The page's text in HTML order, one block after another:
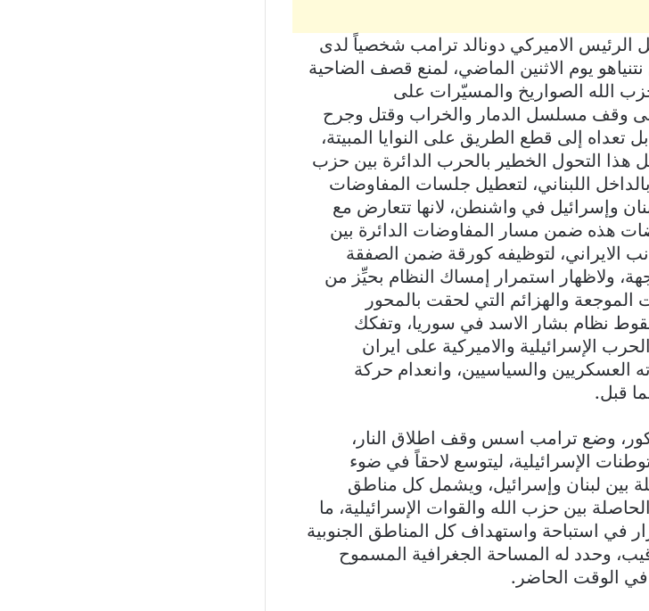
الرئيس الاميركي دونالد ترامب شخصياً لدى
يوم الاثنين الماضي، لمنع قصف الضاحية
الله الصواريخ والمسيّرات على
إلى وقف مسلسل الدمار والخراب وقتل وجرح
تعداه إلى قطع الطريق على النوايا المبيتة،
هذا التحول الخطير بالحرب الدائرة بين حزب
بالداخل اللبناني، لتعطيل جلسات المفاوضات
وإسرائيل في واشنطن، لانها تتعارض مع
هذه ضمن مسار المفاوضات الدائرة بين
الايراني، لتوظيفه كورقة ضمن الصفقة
جهة، ولاظهار استمرار إمساك النظام بحيِّز من
الموجعة والهزائم التي لحقت بالمحور
نظام بشار الاسد في سوريا، وتفكك
الإسرائيلية والاميركية على ايران
العسكريين والسياسيين، وانعدام حركة
قبل.
وضع ترامب اسس وقف اطلاق النار،
الإسرائيلية، ليتوسع لاحقاً في ضوء
بين لبنان وإسرائيل، ويشمل كل مناطق
بين حزب الله والقوات الإسرائيلية، ما
في استباحة واستهداف كل المناطق الجنوبية
وحدد له المساحة الجغرافية المسموح
في الوقت الحاضر.